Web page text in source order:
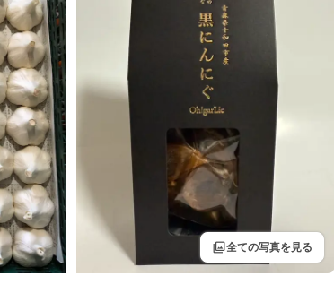
filter全ての写真を見る